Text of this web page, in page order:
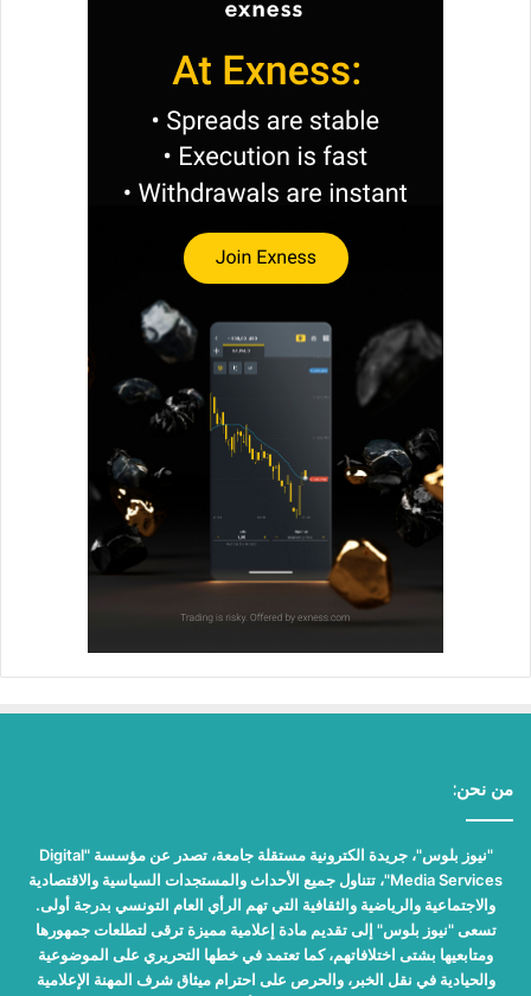
من نحن:
"نيوز بلوس"، جريدة الكترونية مستقلة جامعة، تصدر عن مؤسسة "Digital
Media Services"، تتناول جميع الأحداث والمستجدات السياسية والاقتصادية
والاجتماعية والرياضية والثقافية التي تهم الرأي العام التونسي بدرجة أولى.
تسعى "نيوز بلوس" إلى تقديم مادة إعلامية مميزة ترقى لتطلعات جمهورها
ومتابعيها بشتى اختلافاتهم، كما تعتمد في خطها التحريري على الموضوعية
والحيادية في نقل الخبر، والحرص على احترام ميثاق شرف المهنة الإعلامية